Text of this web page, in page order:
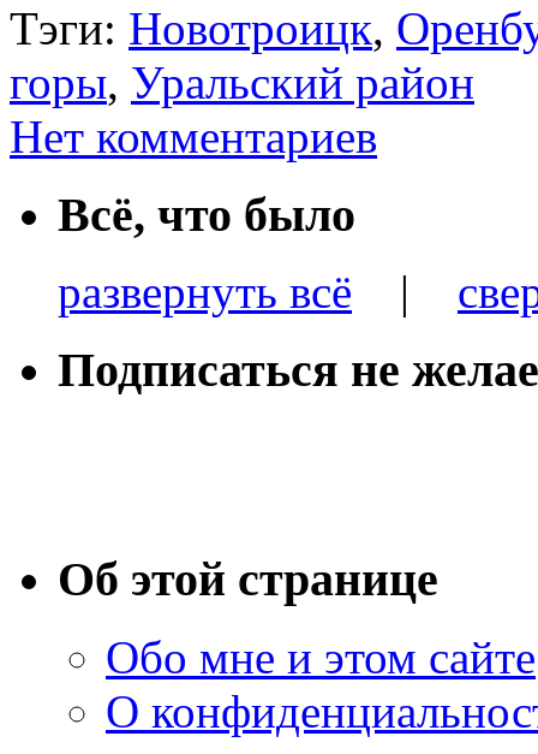
Тэги: Новотроицк,
горы, Уральский район
Нет комментариев
Всё, что было
развернуть всё |
Подписаться не
Об этой странице
Обо мне и этом сайте
О